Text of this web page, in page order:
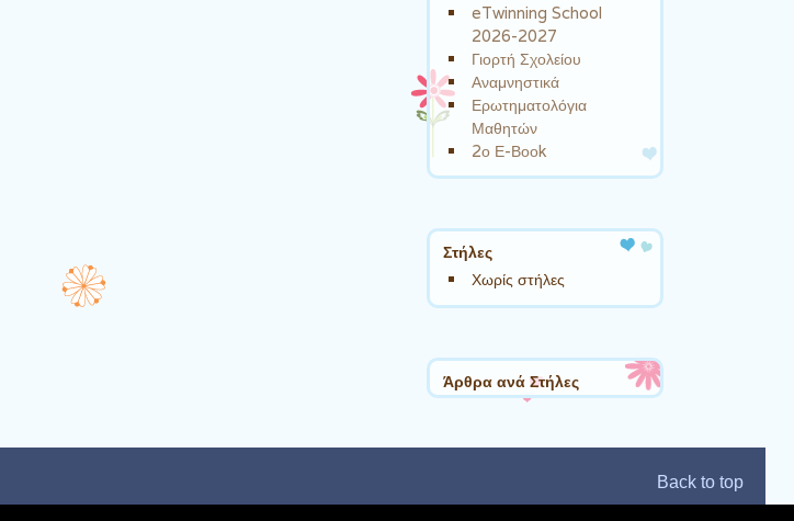
eTwinning School
2026-2027
Γιορτή Σχολείου
Αναμνηστικά
Ερωτηματολόγια
Μαθητών
2ο Ε-Βοοk
Στήλες
Χωρίς στήλες
Άρθρα ανά Στήλες
Back to top